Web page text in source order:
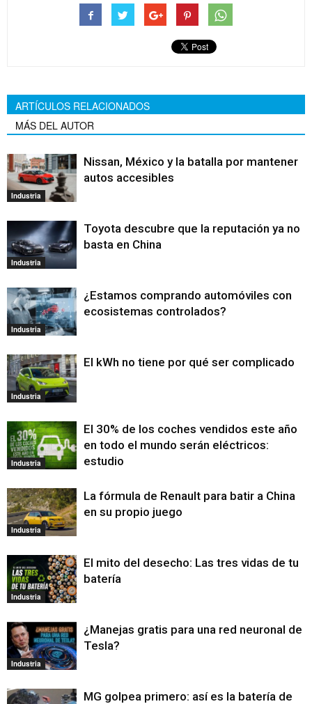
ARTÍCULOS RELACIONADOS
MÁS DEL AUTOR
Industria
Nissan, México y la batalla por mantener
autos accesibles
Industria
Toyota descubre que la reputación ya no
basta en China
Industria
¿Estamos comprando automóviles con
ecosistemas controlados?
Industria
El kWh no tiene por qué ser complicado
Industria
El 30% de los coches vendidos este año
en todo el mundo serán eléctricos:
estudio
Industria
La fórmula de Renault para batir a China
en su propio juego
Industria
El mito del desecho: Las tres vidas de tu
batería
Industria
¿Manejas gratis para una red neuronal de
Tesla?
MG golpea primero: así es la batería de